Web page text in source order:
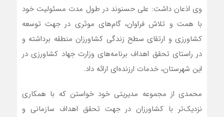
وی اذعان داشت: علی حسنوند در طول مدت مسئولیت خود
با همت و تلاش فراوان، گام‌های موثری در جهت توسعه
کشاورزی و ارتقای سطح زندگی کشاورزان منطقه برداشته و
در راستای تحقق اهداف برنامه‌های وزارت جهاد کشاورزی در
این شهرستان، خدمات ارزنده‌ای ارائه داد.
محمدی از مجموعه مدیریتی خود خواستن که با همکاری
نزدیک‌تر با کشاورزان در جهت تحقق اهداف سازمانی و